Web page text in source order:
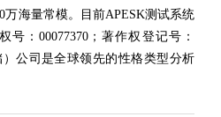
万海量常模。目前APESK测试系统
：00077370；著作权登记号：
）公司是全球领先的性格类型分析